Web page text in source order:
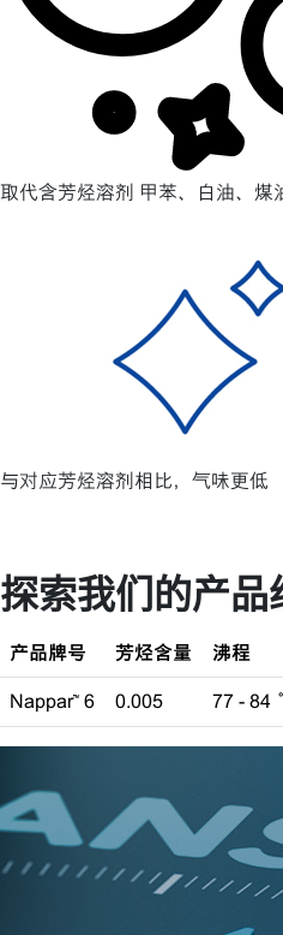
取代含芳烃溶剂 甲苯、白油、煤
与对应芳烃溶剂相比，气味更低
探索我们的产品
产品牌号 芳烃含量 沸程
Nappar™ 6 0.005 77 - 84